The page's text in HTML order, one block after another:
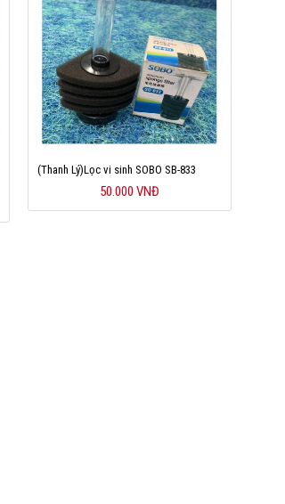
(Thanh Lý)Lọc vi sinh SOBO SB-833
50.000 VNĐ